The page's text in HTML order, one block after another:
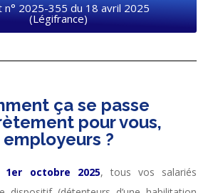
n° 2025-355 du 18 avril 2025
(Légifrance)
ça se passe
pour vous,
employeurs ?
octobre 2025, tous vos salariés